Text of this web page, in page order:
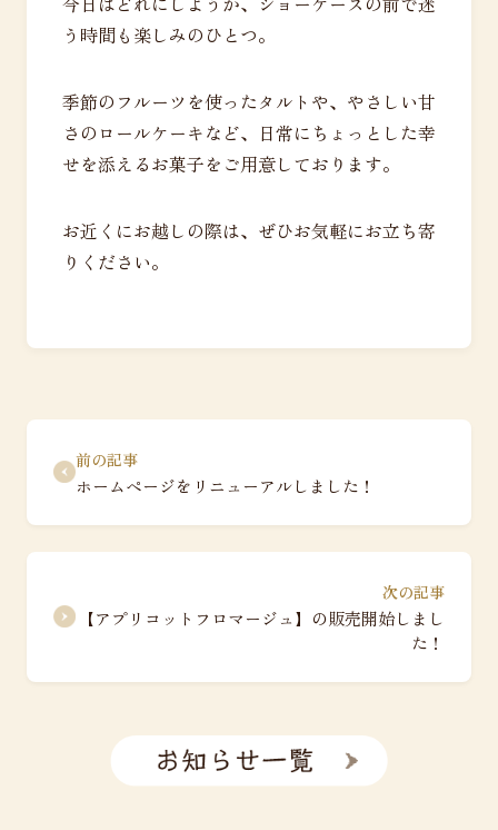
う時間も楽しみのひとつ。
季節のフルーツを使ったタルトや、やさしい甘
さのロールケーキなど、日常にちょっとした幸
せを添えるお菓子をご用意しております。
お近くにお越しの際は、ぜひお気軽にお立ち寄
りください。
前の記事
ホームページをリニューアルしました！
次の記事
【アプリコットフロマージュ】の販売開始しまし
た！